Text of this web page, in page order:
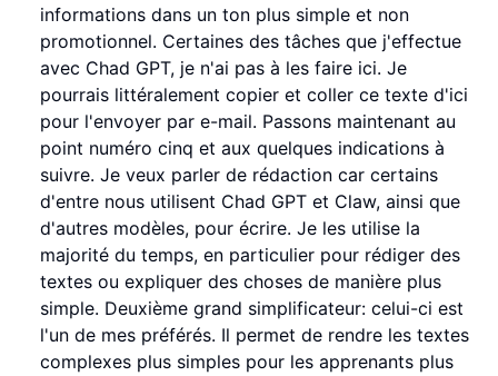
informations dans un ton plus simple et non
promotionnel. Certaines des tâches que j'effectue
avec Chad GPT, je n'ai pas à les faire ici. Je
pourrais littéralement copier et coller ce texte d'ici
pour l'envoyer par e-mail. Passons maintenant au
point numéro cinq et aux quelques indications à
suivre. Je veux parler de rédaction car certains
d'entre nous utilisent Chad GPT et Claw, ainsi que
d'autres modèles, pour écrire. Je les utilise la
majorité du temps, en particulier pour rédiger des
textes ou expliquer des choses de manière plus
simple. Deuxième grand simplificateur: celui-ci est
l'un de mes préférés. Il permet de rendre les textes
complexes plus simples pour les apprenants plus